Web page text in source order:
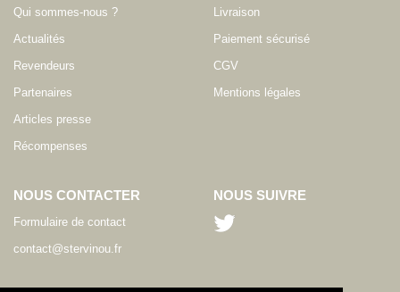
Qui sommes-nous ?
Actualités
Revendeurs
Partenaires
Articles presse
Récompenses
Livraison
Paiement sécurisé
CGV
Mentions légales
NOUS CONTACTER
Formulaire de contact
contact@stervinou.fr
NOUS SUIVRE